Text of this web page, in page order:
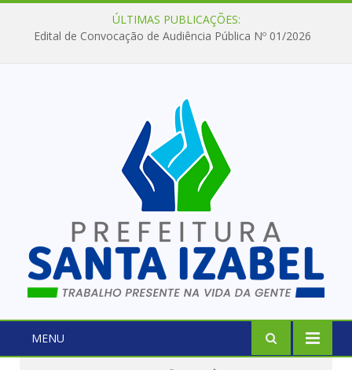
ÚLTIMAS PUBLICAÇÕES:
Edital de Convocação de Audiência Pública Nº 01/2026
MENU